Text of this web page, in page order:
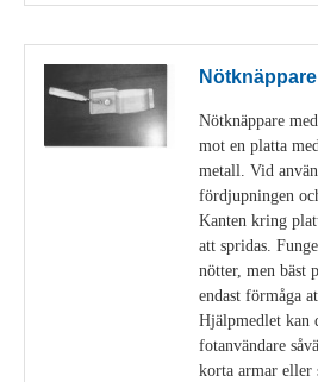
Nötknäppare
mot en platta
metall. Vid
fördjupningen
Kanten kring
att spridas.
nötter, men bäst
endast förmåga
Hjälpmedlet
fotanvändare
korta armar eller